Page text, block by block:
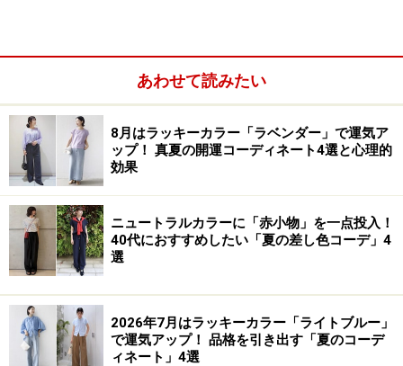
格や考え方といった内面も、適切な方法を用いることに
よって、好ましい状態へと導くことができる
女性たちが考えていることが伺えます。
あわせて読みたい
8月はラッキーカラー「ラベンダー」で運気ア
ップ！ 真夏の開運コーディネート4選と心理的
効果
ニュートラルカラーに「赤小物」を一点投入！
40代におすすめしたい「夏の差し色コーデ」4
選
2026年7月はラッキーカラー「ライトブルー」
で運気アップ！ 品格を引き出す「夏のコーデ
ィネート」4選